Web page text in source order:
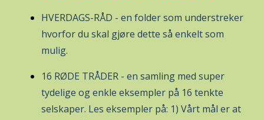
HVERDAGS-RÅD - en folder som understreker
hvorfor du skal gjøre dette så enkelt som
mulig.
16 RØDE TRÅDER - en samling med super
tydelige og enkle eksempler på 16 tenkte
selskaper. Les eksempler på: 1) Vårt mål er at